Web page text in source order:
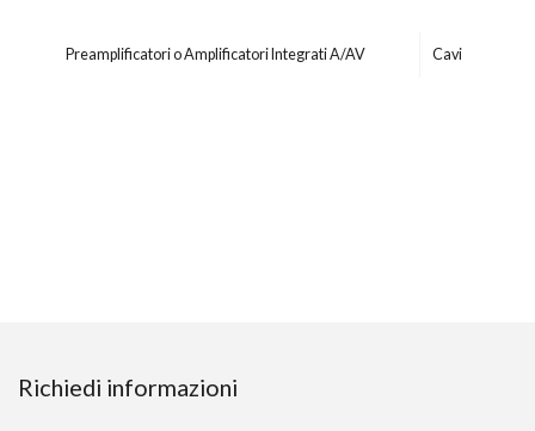
Preamplificatori o Amplificatori Integrati A/AV Cavi
Richiedi informazioni